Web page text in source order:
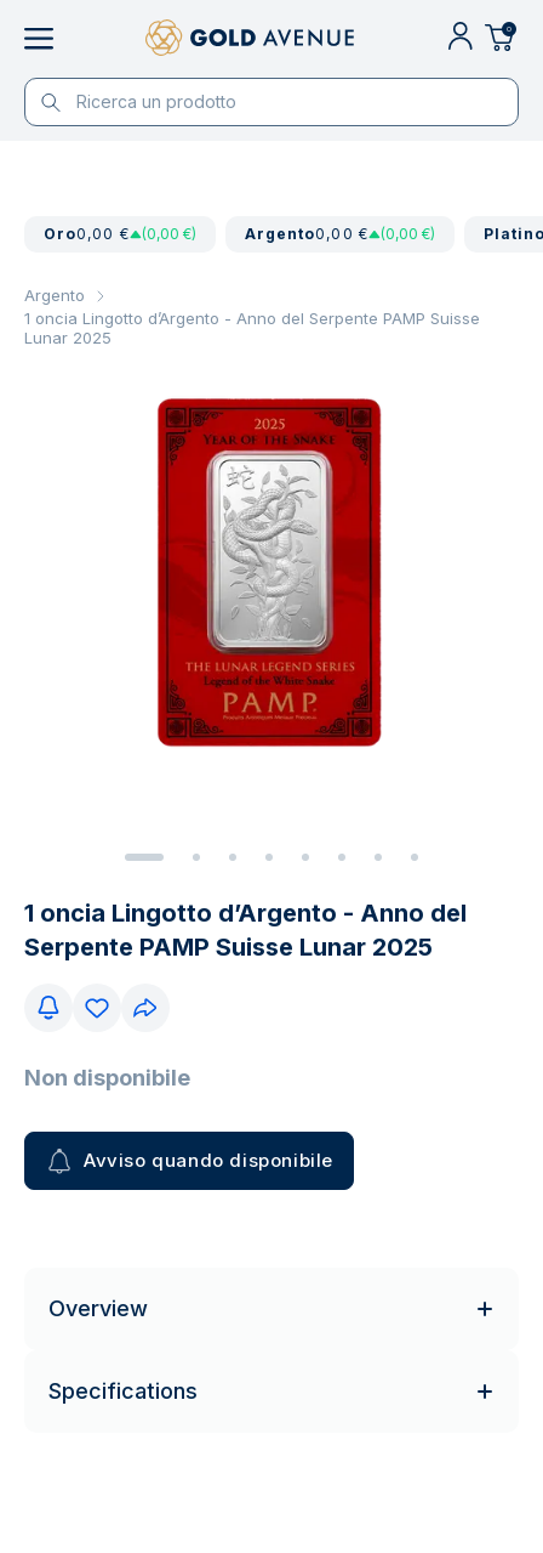
0
Oro0,00 € (0,00 €) Argento0,00 € (0,00 €)
Argento
1 oncia Lingotto d’Argento - Anno del Serpente PAMP Suisse
Lunar 2025
1 oncia Lingotto d’Argento - Anno del
Serpente PAMP Suisse Lunar 2025
Non disponibile
Avviso quando disponibile
Overview
Specifications